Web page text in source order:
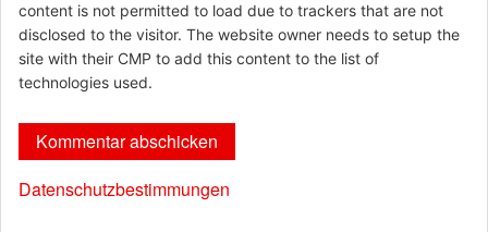
content is not permitted to load due to trackers that are not
disclosed to the visitor. The website owner needs to setup the
site with their CMP to add this content to the list of
technologies used.
Datenschutzbestimmungen